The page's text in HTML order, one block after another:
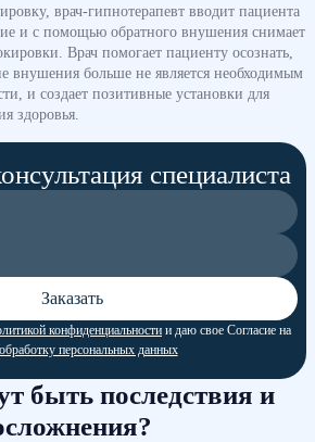
врач-гипнотерапевт вводит пациента
и с помощью обратного внушения снимает
Врач помогает пациенту осознать,
внушения больше не является необходимым
и создает позитивные установки для
здоровья.
специалиста
Заказать
конфиденциальности и даю свое Согласие на
обработку персональных данных
быть последствия и